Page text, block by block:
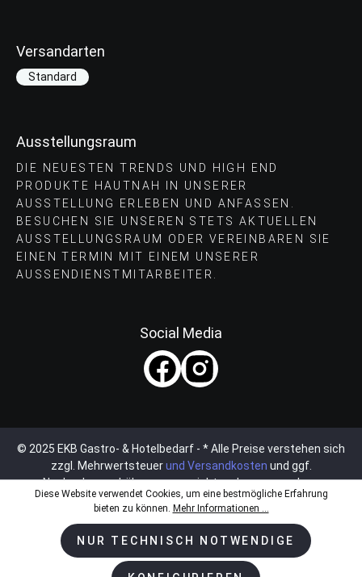
Versandarten
Standard
Ausstellungsraum
DIE NEUESTEN TRENDS UND HIGH END
PRODUKTE HAUTNAH IN UNSERER
AUSSTELLUNG ERLEBEN UND ANFASSEN.
BESUCHEN SIE UNSEREN STETS AKTUELLEN
AUSSTELLUNGSRAUM ODER VEREINBAREN SIE
EINEN TERMIN MIT EINEM UNSERER
AUSSENDIENSTMITARBEITER.
Social Media
© 2025 EKB Gastro- & Hotelbedarf - * Alle Preise verstehen sich
zzgl. Mehrwertsteuerund Versandkosten und ggf.
Nachnahmegebühren, wenn nicht anders angegeben.
Diese Website verwendet Cookies, um eine bestmögliche Erfahrung
bieten zu können. Mehr Informationen ...
NUR TECHNISCH NOTWENDIGE